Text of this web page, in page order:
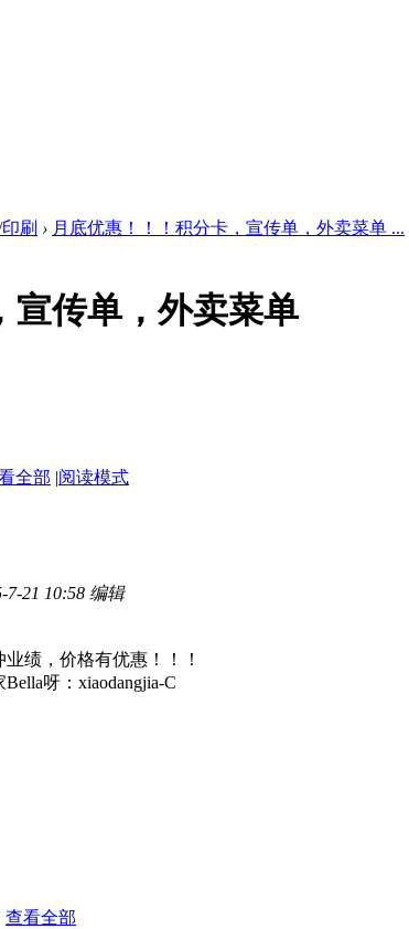
刷 › 月底优惠！！！积分卡，宣传单，外卖菜单 ...
宣传单，外卖菜单
全部 |阅读模式
21 10:58 编辑
绩，价格有优惠！！！
呀：xiaodangjia-C
查看全部